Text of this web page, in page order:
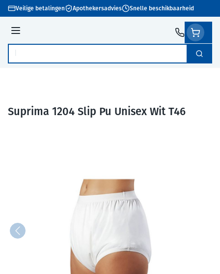
Ga naar de inhoud
Veilige betalingen Apothekersadvies Snelle beschikbaarheid
Menu
Product, merk, categorie... Zoek
Suprima 1204 Slip Pu Unisex Wit T46